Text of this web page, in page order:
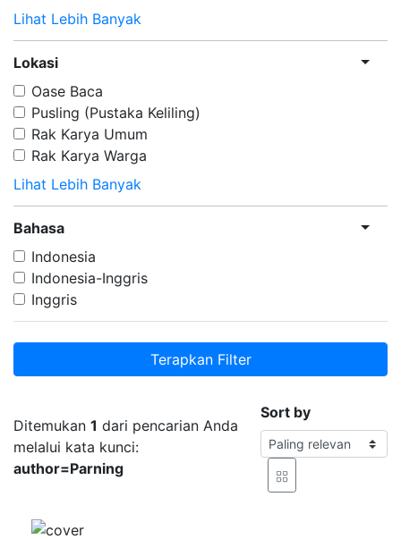
Lihat Lebih Banyak
Lokasi
Oase Baca
Pusling (Pustaka Keliling)
Rak Karya Umum
Rak Karya Warga
Lihat Lebih Banyak
Bahasa
Indonesia
Indonesia-Inggris
Inggris
Terapkan Filter
Ditemukan 1 dari pencarian Anda
melalui kata kunci:
author=Parning
Sort by